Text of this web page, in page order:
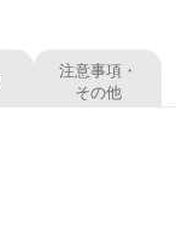
注意事項・
その他